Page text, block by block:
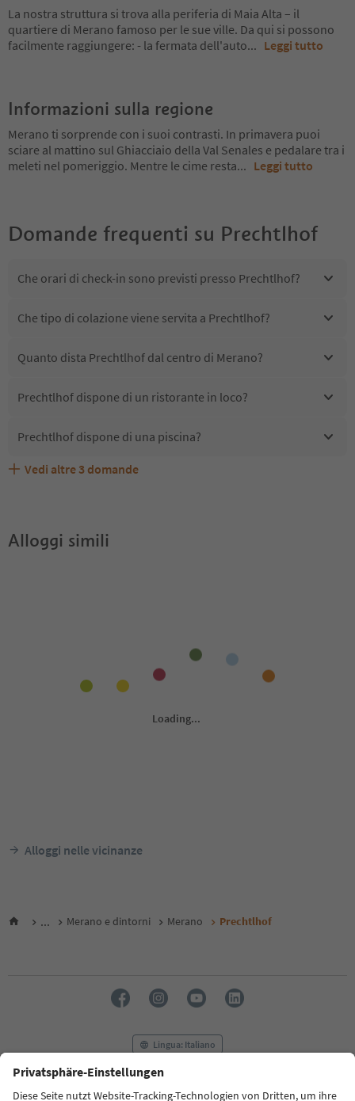
La nostra struttura si trova alla periferia di Maia Alta – il
quartiere di Merano famoso per le sue ville. Da qui si possono
facilmente raggiungere: - la fermata dell'auto... Leggi tutto
Informazioni sulla regione
Merano ti sorprende con i suoi contrasti. In primavera puoi
sciare al mattino sul Ghiacciaio della Val Senales e pedalare tra i
meleti nel pomeriggio. Mentre le cime resta... Leggi tutto
Domande frequenti su Prechtlhof
Che orari di check-in sono previsti presso Prechtlhof?
Che tipo di colazione viene servita a Prechtlhof?
Quanto dista Prechtlhof dal centro di Merano?
Prechtlhof dispone di un ristorante in loco?
Prechtlhof dispone di una piscina?
Prechtlhof accetta animali domestici?
Quali servizi/attività sono disponibili presso Prechtlhof?
Gli ospiti di Prechtlhof ricevono l'Alto Adige Guest Pass?
Vedi altre 3 domande
Alloggi simili
Alloggi nelle vicinanze
... Merano e dintorni Merano Prechtlhof
Lingua: Italiano
FAQ Contatti Press MICE Privacy Policy